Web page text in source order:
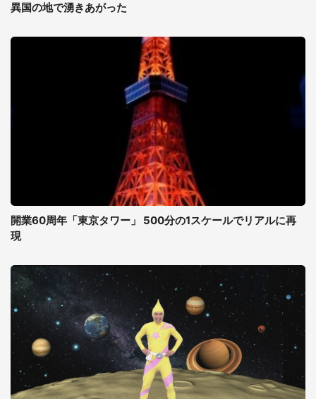
異国の地で湧きあがった
開業60周年「東京タワー」 500分の1スケールでリアルに再
現